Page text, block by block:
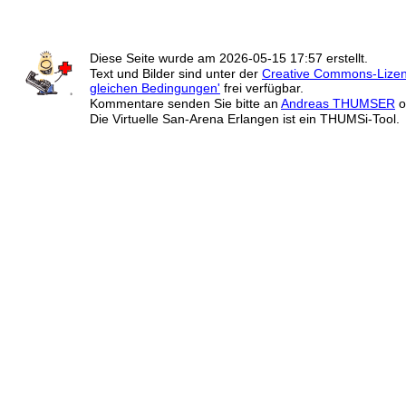
Diese Seite wurde am 2026-05-15 17:57 erstellt.
Text und Bilder sind unter der Creative Commons-
gleichen Bedingungen' frei verfügbar.
Kommentare senden Sie bitte an Andreas THUMSER
Die Virtuelle San-Arena Erlangen ist ein THUMSi-Tool.